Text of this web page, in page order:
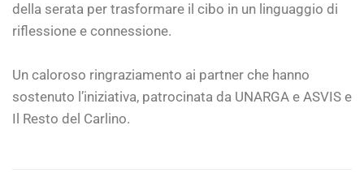
della serata per trasformare il cibo in un linguaggio di
riflessione e connessione.
Un caloroso ringraziamento ai partner che hanno
sostenuto l’iniziativa, patrocinata da UNARGA e ASVIS e
Il Resto del Carlino.